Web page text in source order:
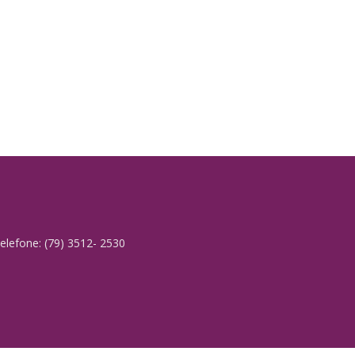
(79) 3512- 2530